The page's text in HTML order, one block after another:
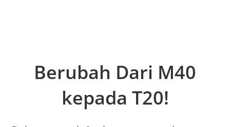
Berubah Dari M40
kepada T20!